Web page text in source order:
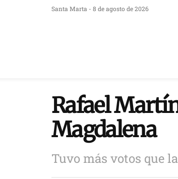
Santa Marta - 8 de agosto de 2026
Rafael
Magdalena
Tuvo más votos que